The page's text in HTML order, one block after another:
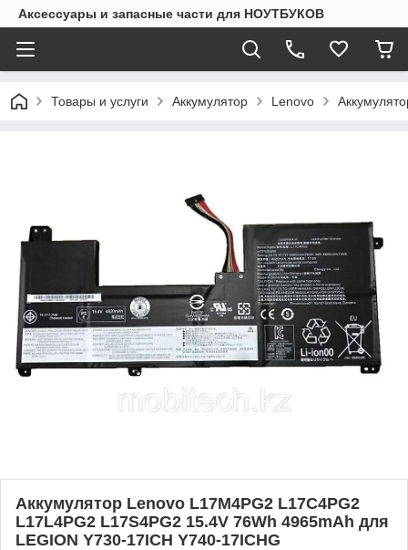
Аксессуары и запасные части для НОУТБУКОВ
Товары и услуги Аккумулятор Lenovo
Аккумулятор Lenovo L17M4PG2 L17C4PG2
L17L4PG2 L17S4PG2 15.4V 76Wh 4965mAh для
LEGION Y730-17ICH Y740-17ICHG